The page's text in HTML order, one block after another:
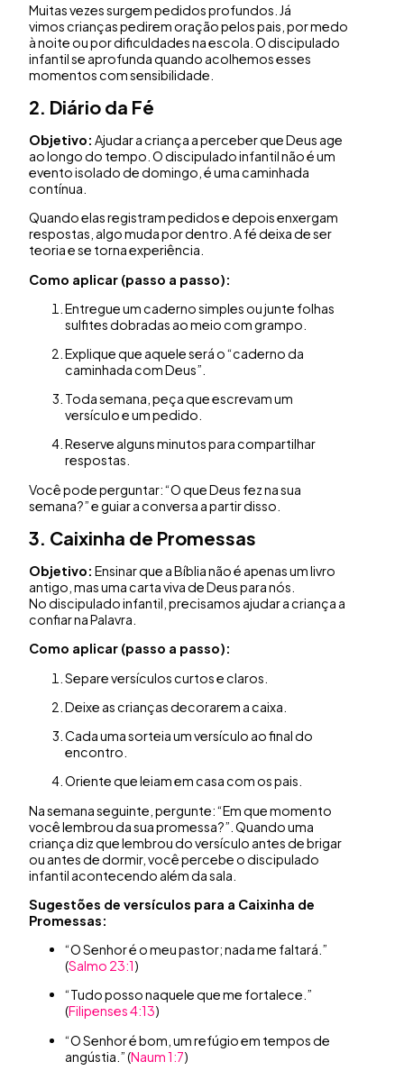
Muitas vezes surgem pedidos profundos. Já
vimos crianças pedirem oração pelos pais, por medo
à noite ou por dificuldades na escola. O discipulado
infantil se aprofunda quando acolhemos esses
momentos com sensibilidade.
2. Diário da Fé
Objetivo: Ajudar a criança a perceber que Deus age
ao longo do tempo. O discipulado infantil não é um
evento isolado de domingo, é uma caminhada
contínua.
Quando elas registram pedidos e depois enxergam
respostas, algo muda por dentro. A fé deixa de ser
teoria e se torna experiência.
Como aplicar (passo a passo):
Entregue um caderno simples ou junte folhas
sulfites dobradas ao meio com grampo.
Explique que aquele será o “caderno da
caminhada com Deus”.
Toda semana, peça que escrevam um
versículo e um pedido.
Reserve alguns minutos para compartilhar
respostas.
Você pode perguntar: “O que Deus fez na sua
semana?” e guiar a conversa a partir disso.
3. Caixinha de Promessas
Objetivo: Ensinar que a Bíblia não é apenas um livro
antigo, mas uma carta viva de Deus para nós.
No discipulado infantil, precisamos ajudar a criança a
confiar na Palavra.
Como aplicar (passo a passo):
Separe versículos curtos e claros.
Deixe as crianças decorarem a caixa.
Cada uma sorteia um versículo ao final do
encontro.
Oriente que leiam em casa com os pais.
Na semana seguinte, pergunte: “Em que momento
você lembrou da sua promessa?”. Quando uma
criança diz que lembrou do versículo antes de brigar
ou antes de dormir, você percebe o discipulado
infantil acontecendo além da sala.
Sugestões de versículos para a Caixinha de
Promessas:
“O Senhor é o meu pastor; nada me faltará.”
(Salmo 23:1)
“Tudo posso naquele que me fortalece.”
(Filipenses 4:13)
“O Senhor é bom, um refúgio em tempos de
angústia.” (Naum 1:7)